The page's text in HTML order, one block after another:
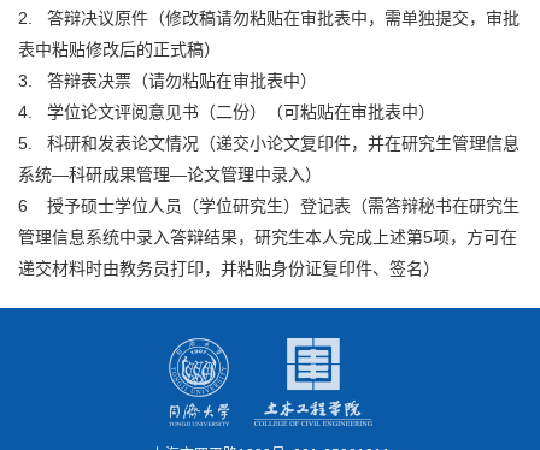
2. 答辩决议原件（修改稿请勿粘贴在审批表中，需单独提交，审批
表中粘贴修改后的正式稿）
3. 答辩表决票（请勿粘贴在审批表中）
4. 学位论文评阅意见书（二份）（可粘贴在审批表中）
5. 科研和发表论文情况（递交小论文复印件，并在研究生管理信息
系统—科研成果管理—论文管理中录入）
6 授予硕士学位人员（学位研究生）登记表（需答辩秘书在研究生
管理信息系统中录入答辩结果，研究生本人完成上述第5项，方可在
递交材料时由教务员打印，并粘贴身份证复印件、签名）